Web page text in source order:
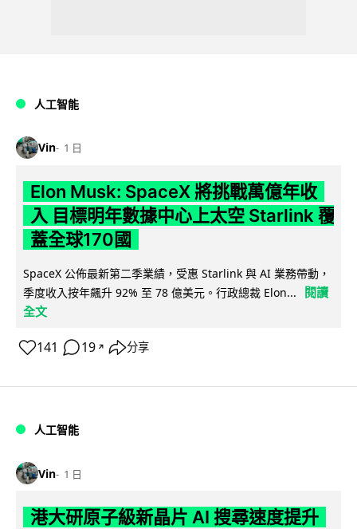
人工智能
Vin 1 日
Elon Musk: SpaceX 將挑戰萬億年收
入 目標明年數據中心上太空 Starlink 覆
蓋全球170國
SpaceX 公佈最新第二季業績，受惠 Starlink 與 AI 業務帶動，
季度收入按年飆升 92% 至 78 億美元。行政總裁 Elon...
閱讀
全文
141 19 ↗ 分享
人工智能
Vin 1 日
港大研原子級新晶片 AI 搜尋速度提升